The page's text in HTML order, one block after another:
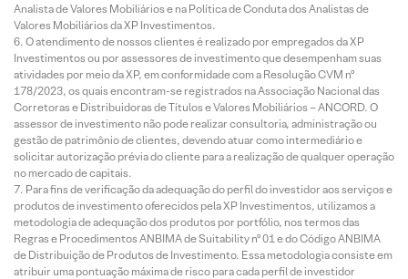
Analista de Valores Mobiliários e na Política de Conduta dos Analistas de
Valores Mobiliários da XP Investimentos.
O atendimento de nossos clientes é realizado por empregados da XP
Investimentos ou por assessores de investimento que desempenham suas
atividades por meio da XP, em conformidade com a Resolução CVM nº
178/2023, os quais encontram-se registrados na Associação Nacional das
Corretoras e Distribuidoras de Títulos e Valores Mobiliários – ANCORD. O
assessor de investimento não pode realizar consultoria, administração ou
gestão de patrimônio de clientes, devendo atuar como intermediário e
solicitar autorização prévia do cliente para a realização de qualquer operação
no mercado de capitais.
Para fins de verificação da adequação do perfil do investidor aos serviços e
produtos de investimento oferecidos pela XP Investimentos, utilizamos a
metodologia de adequação dos produtos por portfólio, nos termos das
Regras e Procedimentos ANBIMA de Suitability nº 01 e do Código ANBIMA
de Distribuição de Produtos de Investimento. Essa metodologia consiste em
atribuir uma pontuação máxima de risco para cada perfil de investidor